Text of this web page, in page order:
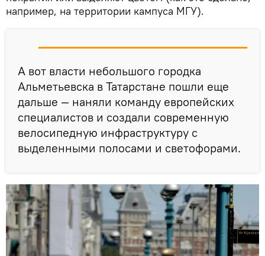
например, на территории кампуса МГУ).
А вот власти небольшого городка
Альметьевска в Татарстане пошли еще
дальше — наняли команду европейских
специалистов и создали современную
велосипедную инфраструктуру с
выделенными полосами и светофорами.